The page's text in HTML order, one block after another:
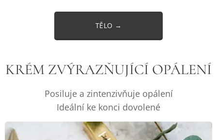
TĚLO →
KRÉM ZVÝRAZŇUJÍCÍ OPÁLENÍ
Posiluje a zintenzivňuje opálení
Ideální ke konci dovolené